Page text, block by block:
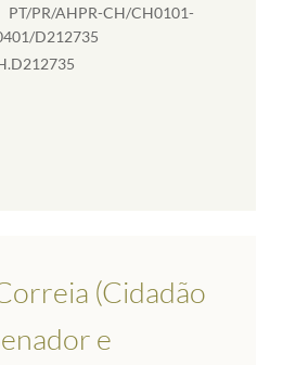
PT/PR/AHPR-CH/CH0101-
D212735
(Cidadão
e